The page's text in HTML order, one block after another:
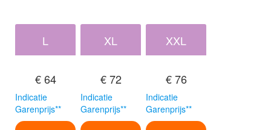
L
€ 64
Indicatie
Garenprijs**
XL
€ 72
Indicatie
Garenprijs**
XXL
€ 76
Indicatie
Garenprijs**